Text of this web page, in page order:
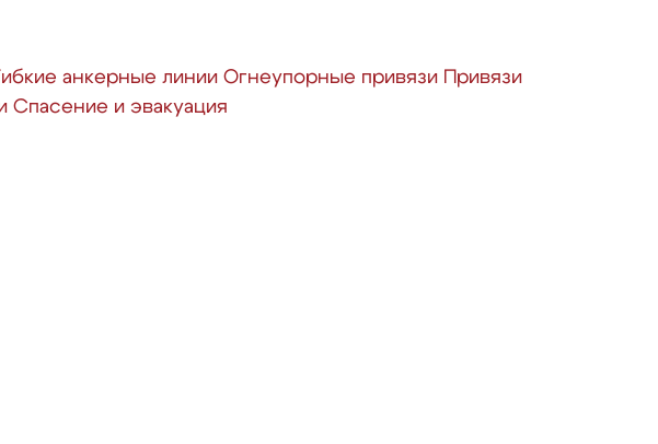
анкерные линии Огнеупорные привязи Привязи
Спасение и эвакуация